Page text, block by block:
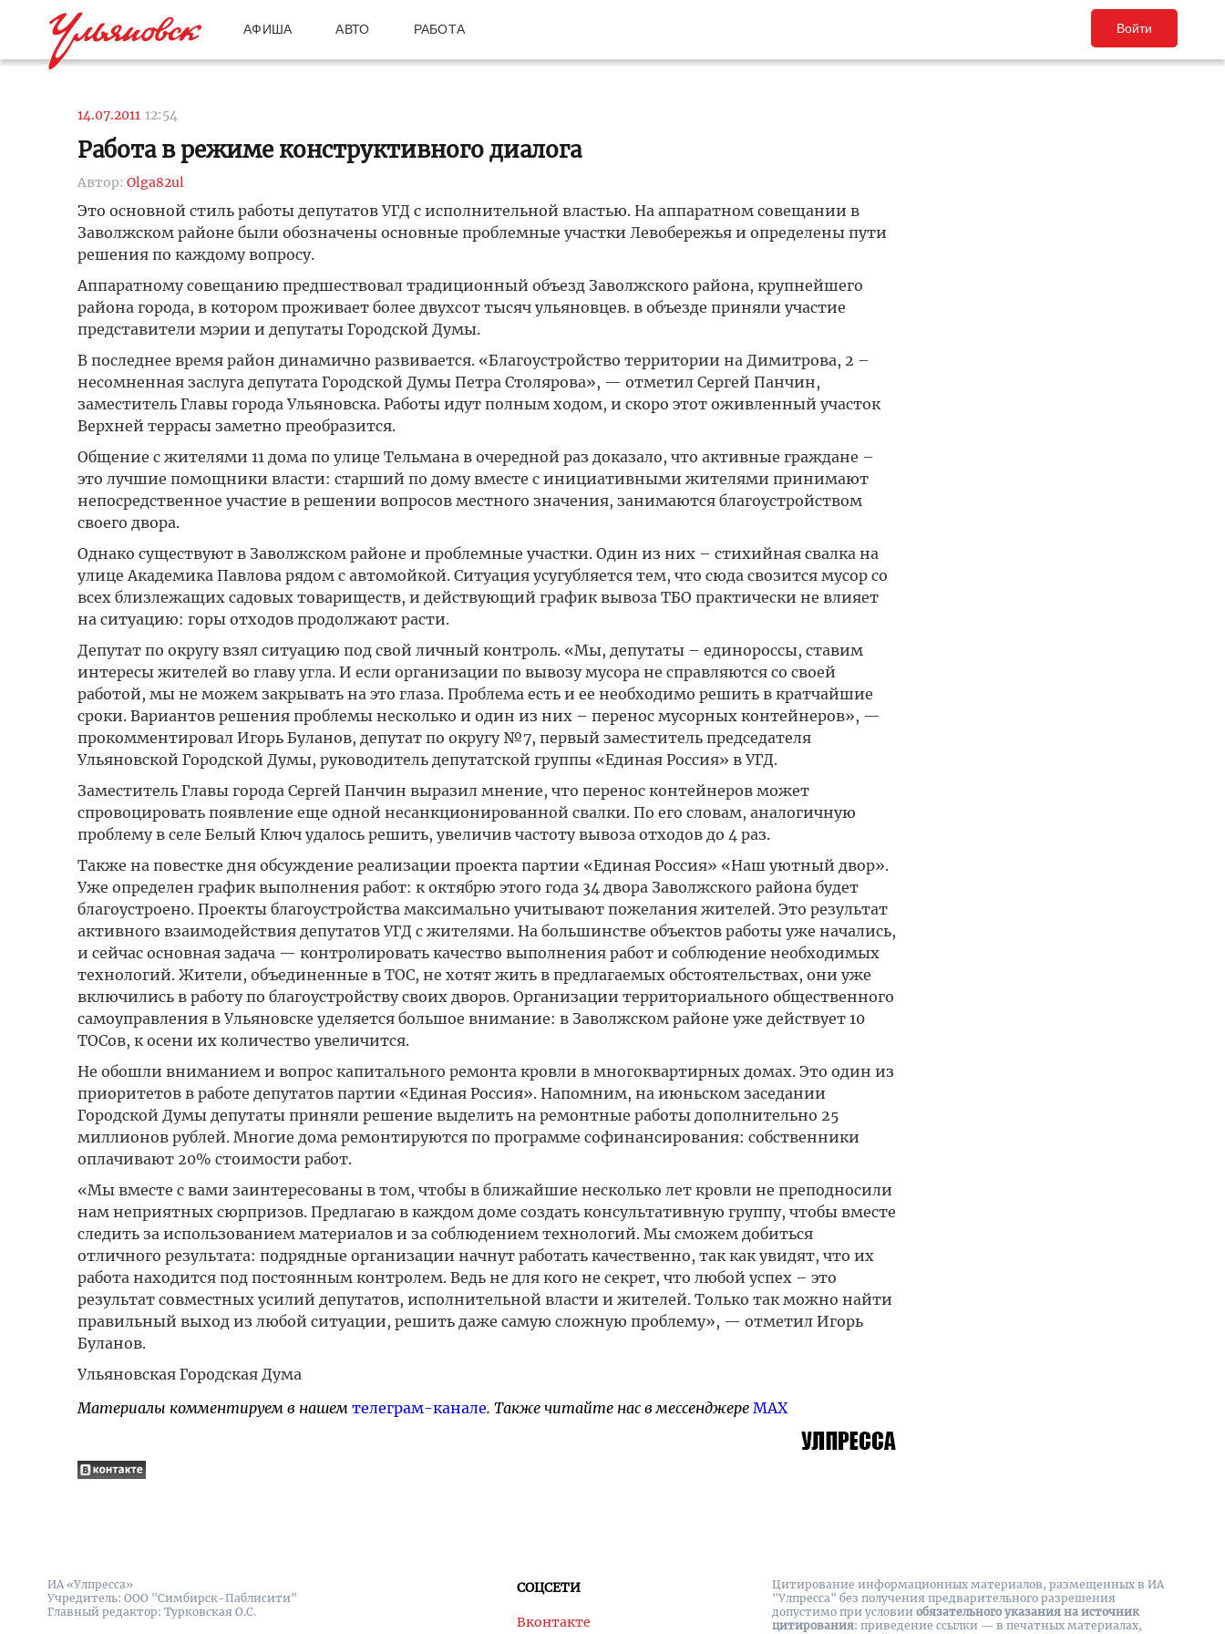
АФИША АВТО РАБОТА Войти
14.07.2011 12:54
Работа в режиме конструктивного диалога
Автор: Olga82ul
Это основной стиль работы депутатов УГД с исполнительной властью. На аппаратном совещании в
Заволжском районе были обозначены основные проблемные участки Левобережья и определены пути
решения по каждому вопросу.
Аппаратному совещанию предшествовал традиционный объезд Заволжского района, крупнейшего
района города, в котором проживает более двухсот тысяч ульяновцев. в объезде приняли участие
представители мэрии и депутаты Городской Думы.
В последнее время район динамично развивается. «Благоустройство территории на Димитрова, 2 –
несомненная заслуга депутата Городской Думы Петра Столярова», — отметил Сергей Панчин,
заместитель Главы города Ульяновска. Работы идут полным ходом, и скоро этот оживленный участок
Верхней террасы заметно преобразится.
Общение с жителями 11 дома по улице Тельмана в очередной раз доказало, что активные граждане –
это лучшие помощники власти: старший по дому вместе с инициативными жителями принимают
непосредственное участие в решении вопросов местного значения, занимаются благоустройством
своего двора.
Однако существуют в Заволжском районе и проблемные участки. Один из них – стихийная свалка на
улице Академика Павлова рядом с автомойкой. Ситуация усугубляется тем, что сюда свозится мусор со
всех близлежащих садовых товариществ, и действующий график вывоза ТБО практически не влияет
на ситуацию: горы отходов продолжают расти.
Депутат по округу взял ситуацию под свой личный контроль. «Мы, депутаты – единороссы, ставим
интересы жителей во главу угла. И если организации по вывозу мусора не справляются со своей
работой, мы не можем закрывать на это глаза. Проблема есть и ее необходимо решить в кратчайшие
сроки. Вариантов решения проблемы несколько и один из них – перенос мусорных контейнеров», —
прокомментировал Игорь Буланов, депутат по округу №7, первый заместитель председателя
Ульяновской Городской Думы, руководитель депутатской группы «Единая Россия» в УГД.
Заместитель Главы города Сергей Панчин выразил мнение, что перенос контейнеров может
спровоцировать появление еще одной несанкционированной свалки. По его словам, аналогичную
проблему в селе Белый Ключ удалось решить, увеличив частоту вывоза отходов до 4 раз.
Также на повестке дня обсуждение реализации проекта партии «Единая Россия» «Наш уютный двор».
Уже определен график выполнения работ: к октябрю этого года 34 двора Заволжского района будет
благоустроено. Проекты благоустройства максимально учитывают пожелания жителей. Это результат
активного взаимодействия депутатов УГД с жителями. На большинстве объектов работы уже начались,
и сейчас основная задача — контролировать качество выполнения работ и соблюдение необходимых
технологий. Жители, объединенные в ТОС, не хотят жить в предлагаемых обстоятельствах, они уже
включились в работу по благоустройству своих дворов. Организации территориального общественного
самоуправления в Ульяновске уделяется большое внимание: в Заволжском районе уже действует 10
ТОСов, к осени их количество увеличится.
Не обошли вниманием и вопрос капитального ремонта кровли в многоквартирных домах. Это один из
приоритетов в работе депутатов партии «Единая Россия». Напомним, на июньском заседании
Городской Думы депутаты приняли решение выделить на ремонтные работы дополнительно 25
миллионов рублей. Многие дома ремонтируются по программе софинансирования: собственники
оплачивают 20% стоимости работ.
«Мы вместе с вами заинтересованы в том, чтобы в ближайшие несколько лет кровли не преподносили
нам неприятных сюрпризов. Предлагаю в каждом доме создать консультативную группу, чтобы вместе
следить за использованием материалов и за соблюдением технологий. Мы сможем добиться
отличного результата: подрядные организации начнут работать качественно, так как увидят, что их
работа находится под постоянным контролем. Ведь не для кого не секрет, что любой успех – это
результат совместных усилий депутатов, исполнительной власти и жителей. Только так можно найти
правильный выход из любой ситуации, решить даже самую сложную проблему», — отметил Игорь
Буланов.
Ульяновская Городская Дума
Материалы комментируем в нашем телеграм-канале. Также читайте нас в мессенджере MAX
ИА «Улпресса»
Учредитель: ООО "Симбирск-Паблисити"
Главный редактор: Турковская О.С.
СОЦСЕТИ
Вконтакте
Цитирование информационных материалов, размещенных в ИА
"Улпресса" без получения предварительного разрешения
допустимо при условии обязательного указания на источник
цитирования: приведение ссылки — в печатных материалах,